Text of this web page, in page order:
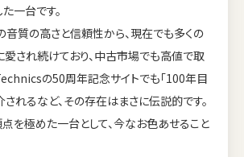
一台です。
音質の高さと信頼性から、現在でも多くの
愛され続けており、中古市場でも高値で取
の50周年記念サイトでも「100年目
されるなど、その存在はまさに伝説的です。
を極めた一台として、今なお色あせること